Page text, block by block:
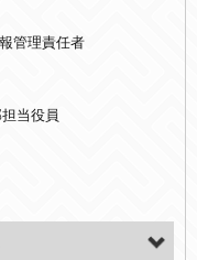
管理責任者
当役員
報】